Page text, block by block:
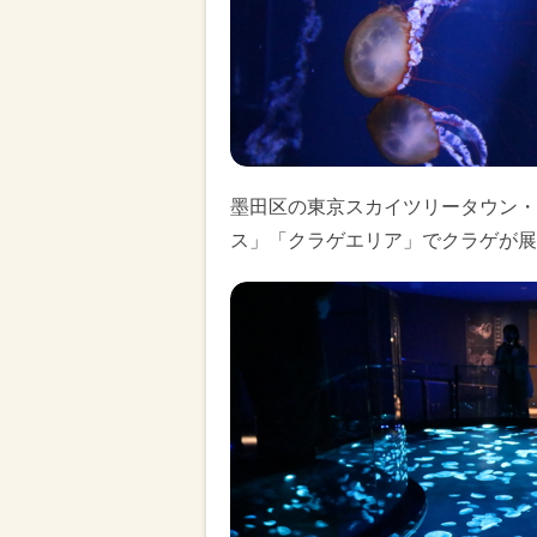
墨田区の東京スカイツリータウン
ス」「クラゲエリア」でクラゲが